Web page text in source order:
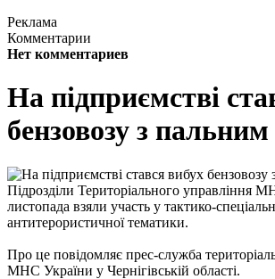
Реклама
Комментарии
Нет комментариев
На підприємстві
бензовозу з пальним
Підрозділи Територіального управління
листопада взяли участь у тактико-
антитерористичної тематики.
Про це повідомляє прес-служба
МНС України у Чернігівській області.